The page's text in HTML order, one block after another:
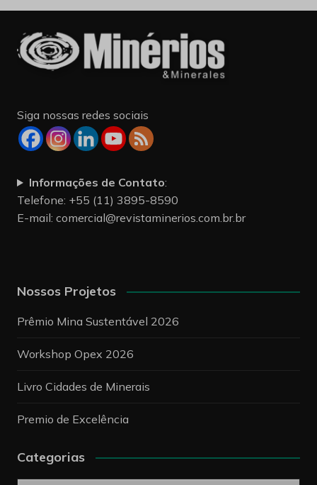
Siga nossas redes sociais
Informações de Contato:
Telefone: +55 (11) 3895-8590
E-mail: comercial@revistaminerios.com.br.br
Nossos Projetos
Prêmio Mina Sustentável 2026
Workshop Opex 2026
Livro Cidades de Minerais
Premio de Excelência
Categorias